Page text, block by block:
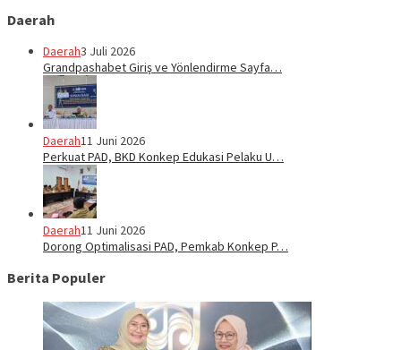
Daerah
Daerah3 Juli 2026
Grandpashabet Giriş ve Yönlendirme Sayfa…
Daerah11 Juni 2026
Perkuat PAD, BKD Konkep Edukasi Pelaku U…
Daerah11 Juni 2026
Dorong Optimalisasi PAD, Pemkab Konkep P…
Berita Populer